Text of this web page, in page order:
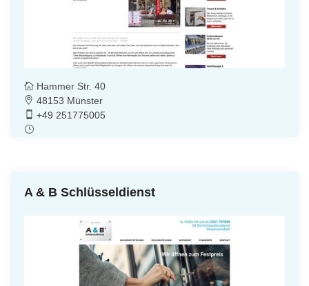
Hammer Str. 40
48153 Münster
+49 251775005
A & B Schlüsseldienst